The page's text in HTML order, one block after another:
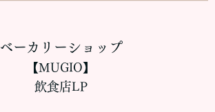
ベーカリーショップ
【MUGIO】
飲食店LP